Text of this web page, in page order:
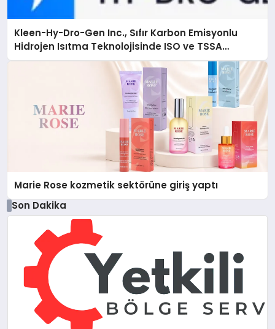
Kleen-Hy-Dro-Gen Inc., Sıfır Karbon Emisyonlu
Hidrojen Isıtma Teknolojisinde ISO ve TSSA
Düzenleyici Onaylarını Aldı
Marie Rose kozmetik sektörüne giriş yaptı
Son Dakika